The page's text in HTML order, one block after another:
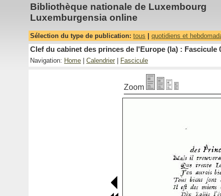
Bibliothèque nationale de Luxembourg
Luxemburgensia online
Sélection du type de publication: tous quotidiens et
Clef du cabinet des princes de l'Europe (la) : Fascicule
Navigation: Home Calendrier Fascicule
Zoom